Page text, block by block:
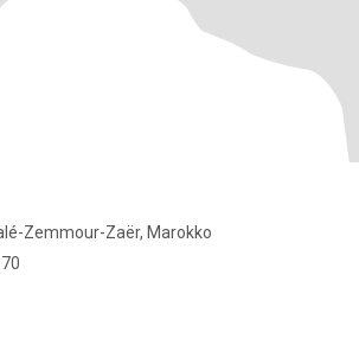
Zemmour-Zaër, Marokko